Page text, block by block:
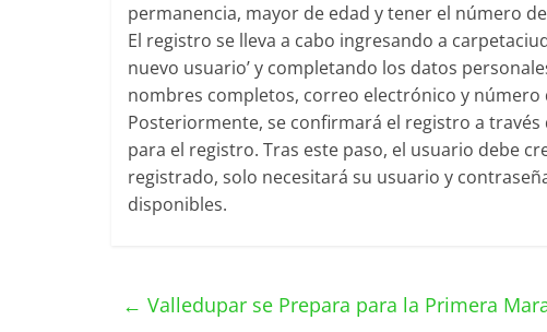
permanencia, mayor de edad y tener el número
El registro se lleva a cabo ingresando a
nuevo usuario’ y completando los datos
nombres completos, correo electrónico y número
Posteriormente, se confirmará el registro a
para el registro. Tras este paso, el usuario debe
registrado, solo necesitará su usuario y
disponibles.
← Valledupar se Prepara para la Primera